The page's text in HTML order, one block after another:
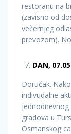
restoranu na
(zavisno od
večernjeg
prevozom).
DAN,
Doručak.
indivudalne
gradova u
Osmanskog